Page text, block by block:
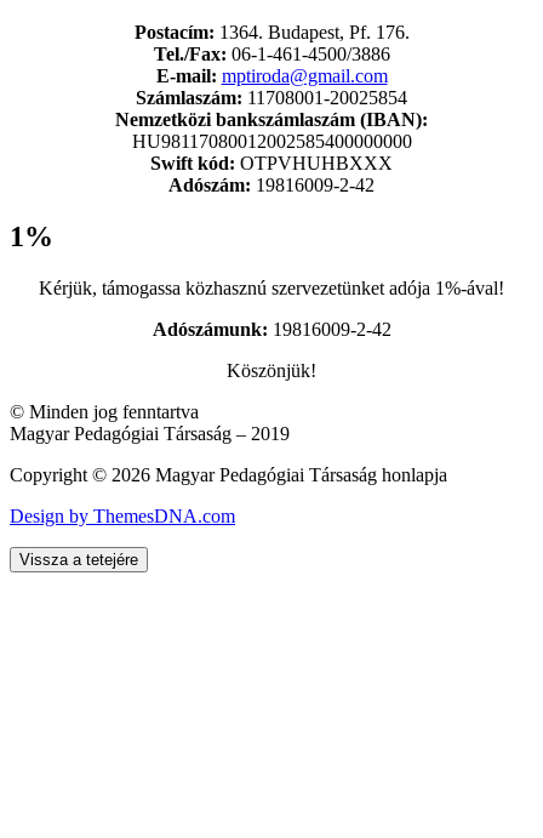
Postacím: 1364. Budapest, Pf. 176.
Tel./Fax: 06-1-461-4500/3886
E-mail: mptiroda@gmail.com
Számlaszám: 11708001-20025854
Nemzetközi bankszámlaszám (IBAN):
HU98117080012002585400000000
Swift kód: OTPVHUHBXXX
Adószám: 19816009-2-42
1%
Kérjük, támogassa közhasznú szervezetünket adója 1%-ával!
Adószámunk: 19816009-2-42
Köszönjük!
© Minden jog fenntartva
Magyar Pedagógiai Társaság – 2019
Copyright © 2026 Magyar Pedagógiai Társaság honlapja
Design by ThemesDNA.com
Vissza a tetejére